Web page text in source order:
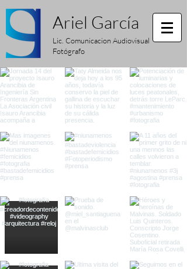
Ariel García
Lic. Comunicacion Audiovisual
Fotógrafo